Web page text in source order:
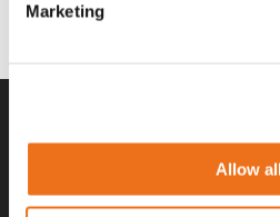
Marketing
Allow all